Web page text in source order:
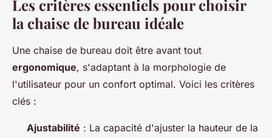
Les critères essentiels pour choisir
la chaise de bureau idéale
Une chaise de bureau doit être avant tout
ergonomique, s'adaptant à la morphologie de
l'utilisateur pour un confort optimal. Voici les critères
clés :
Ajustabilité : La capacité d'ajuster la hauteur de la